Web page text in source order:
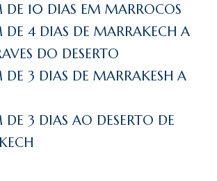
DE 10 DIAS EM MARROCOS
DE 4 DIAS DE MARRAKECH A
DO DESERTO
DE 3 DIAS DE MARRAKESH A
3 DIAS AO DESERTO DE